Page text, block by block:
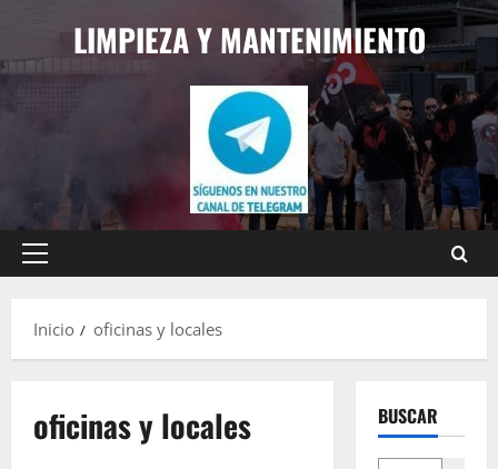
contenido
LIMPIEZA Y MANTENIMIENTO
Menú
Inicio
oficinas y locales
oficinas y locales BUSCAR